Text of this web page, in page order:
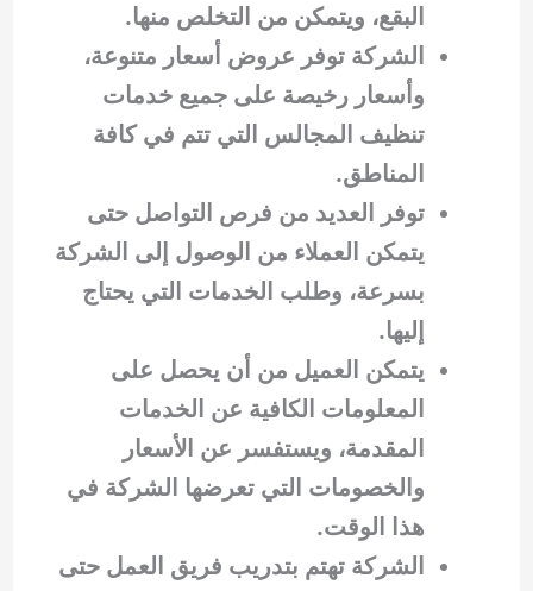
البقع، ويتمكن من التخلص منها.
الشركة توفر عروض أسعار متنوعة،
وأسعار رخيصة على جميع خدمات
تنظيف المجالس التي تتم في كافة
المناطق.
توفر العديد من فرص التواصل حتى
يتمكن العملاء من الوصول إلى الشركة
بسرعة، وطلب الخدمات التي يحتاج
إليها.
يتمكن العميل من أن يحصل على
المعلومات الكافية عن الخدمات
المقدمة، ويستفسر عن الأسعار
والخصومات التي تعرضها الشركة في
هذا الوقت.
الشركة تهتم بتدريب فريق العمل حتى